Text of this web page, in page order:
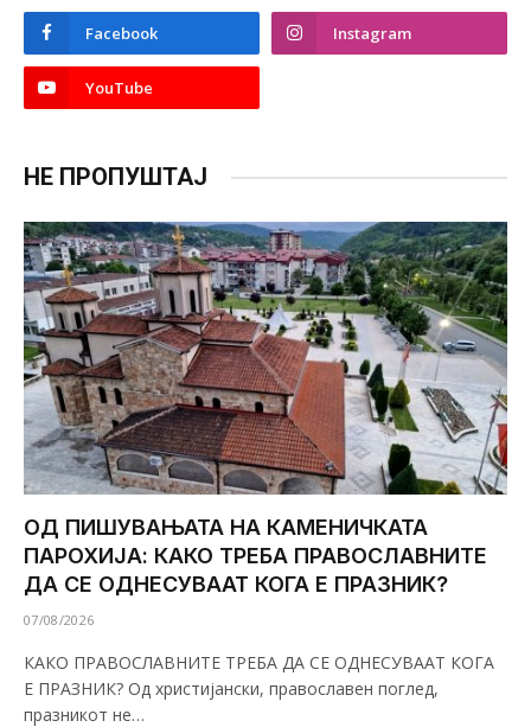
Facebook Instagram
YouTube
НЕ ПРОПУШТАЈ
ОД ПИШУВАЊАТА НА КАМЕНИЧКАТА
ПАРОХИЈА: КАКО ТРЕБА ПРАВОСЛАВНИТЕ
ДА СЕ ОДНЕСУВААТ КОГА Е ПРАЗНИК?
07/08/2026
КАКО ПРАВОСЛАВНИТЕ ТРЕБА ДА СЕ ОДНЕСУВААТ КОГА
Е ПРАЗНИК? Од христијански, православен поглед,
празникот не…